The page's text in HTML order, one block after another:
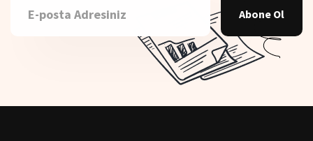
Abone Ol